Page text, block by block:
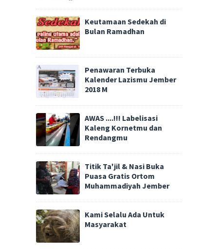
Keutamaan Sedekah di
Bulan Ramadhan
Penawaran Terbuka
Kalender Lazismu Jember
2018 M
AWAS ....!!! Labelisasi
Kaleng Kornetmu dan
Rendangmu
Titik Ta'jil & Nasi Buka
Puasa Gratis Ortom
Muhammadiyah Jember
Kami Selalu Ada Untuk
Masyarakat